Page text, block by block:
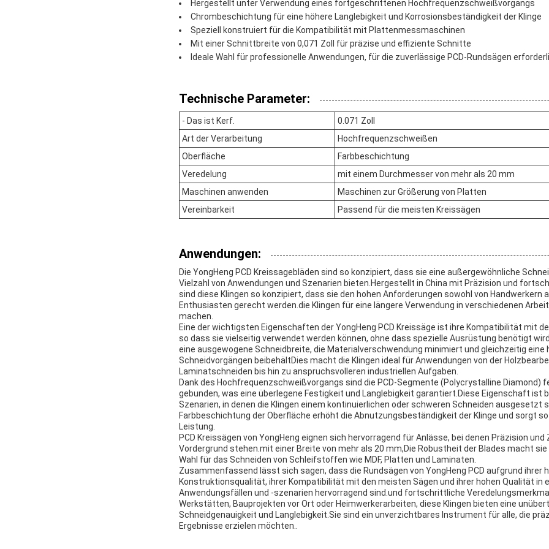
Hergestellt unter Verwendung eines fortgeschrittenen Hochfrequenzschweißvorgangs
Chrombeschichtung für eine höhere Langlebigkeit und Korrosionsbeständigkeit der Klinge
Speziell konstruiert für die Kompatibilität mit Plattenmessmaschinen
Mit einer Schnittbreite von 0,071 Zoll für präzise und effiziente Schnitte
Ideale Wahl für professionelle Anwendungen, für die zuverlässige PCD-Rundsägen
Technische Parameter:
- Das ist Kerf.
0.071 Zoll
Art der Verarbeitung
Hochfrequenzschweißen
Oberfläche
Farbbeschichtung
Veredelung
mit einem Durchmesser von mehr als 20 mm
Maschinen anwenden
Maschinen zur Größerung von Platten
Vereinbarkeit
Passend für die meisten Kreissägen
Anwendungen:
Die YongHeng PCD Kreissagebläden sind so konzipiert, dass sie eine außergewöhnliche
Vielzahl von Anwendungen und Szenarien bieten.Hergestellt in China mit Präzision und
sind diese Klingen so konzipiert, dass sie den hohen Anforderungen sowohl von Handwerkern
Enthusiasten gerecht werden.die Klingen für eine längere Verwendung in verschiedenen
machen.
Eine der wichtigsten Eigenschaften der YongHeng PCD Kreissäge ist ihre Kompatibilität mit
so dass sie vielseitig verwendet werden können, ohne dass spezielle Ausrüstung benötigt
eine ausgewogene Schneidbreite, die Materialverschwendung minimiert und gleichzeitig eine
Schneidvorgängen beibehältDies macht die Klingen ideal für Anwendungen von der
Laminatschneiden bis hin zu anspruchsvolleren industriellen Aufgaben.
Dank des Hochfrequenzschweißvorgangs sind die PCD-Segmente (Polycrystalline Diamond)
gebunden, was eine überlegene Festigkeit und Langlebigkeit garantiert.Diese Eigenschaft ist
Szenarien, in denen die Klingen einem kontinuierlichen oder schweren Schneiden ausgesetzt
Farbbeschichtung der Oberfläche erhöht die Abnutzungsbeständigkeit der Klinge und sorgt
Leistung.
PCD Kreissägen von YongHeng eignen sich hervorragend für Anlässe, bei denen Präzision
Vordergrund stehen.mit einer Breite von mehr als 20 mm,Die Robustheit der Blades macht
Wahl für das Schneiden von Schleifstoffen wie MDF, Platten und Laminaten.
Zusammenfassend lässt sich sagen, dass die Rundsägen von YongHeng PCD aufgrund ihrer
Konstruktionsqualität, ihrer Kompatibilität mit den meisten Sägen und ihrer hohen Qualität in
Anwendungsfällen und -szenarien hervorragend sind.und fortschrittliche
Werkstätten, Bauprojekten vor Ort oder Heimwerkerarbeiten, diese Klingen bieten eine
Schneidgenauigkeit und Langlebigkeit.Sie sind ein unverzichtbares Instrument für alle, die
Ergebnisse erzielen möchten..